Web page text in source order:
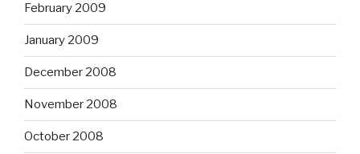
February 2009
January 2009
December 2008
November 2008
October 2008